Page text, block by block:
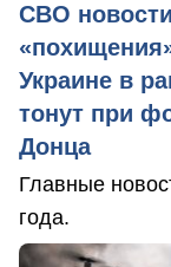
СВО
Украине в
тонут при
Донца
Главные
года.